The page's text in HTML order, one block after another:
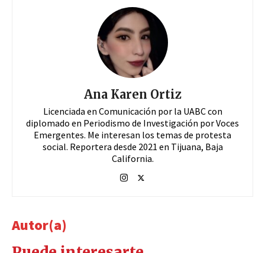
Ana Karen Ortiz
Licenciada en Comunicación por la UABC con
diplomado en Periodismo de Investigación por Voces
Emergentes. Me interesan los temas de protesta
social. Reportera desde 2021 en Tijuana, Baja
California.
Autor(a)